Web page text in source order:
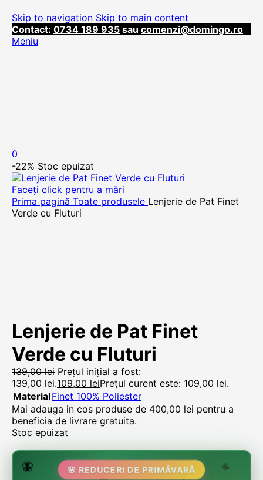
Skip to navigation Skip to main content
Contact: 0734 189 935 sau comenzi@domingo.ro
Meniu
0
-22% Stoc epuizat
Faceți click pentru a mări
Prima pagină Toate produsele Lenjerie de Pat Finet
Verde cu Fluturi
Lenjerie de Pat Finet
Verde cu Fluturi
139,00lei Prețul inițial a fost:
139,00 lei.109,00 leiPrețul curent este: 109,00 lei.
MaterialFinet 100% Poliester
Mai adauga in cos produse de 400,00 lei pentru a
beneficia de livrare gratuita.
Stoc epuizat
🌷
🦋 🌸 REDUCERI DE PRIMĂVARĂ